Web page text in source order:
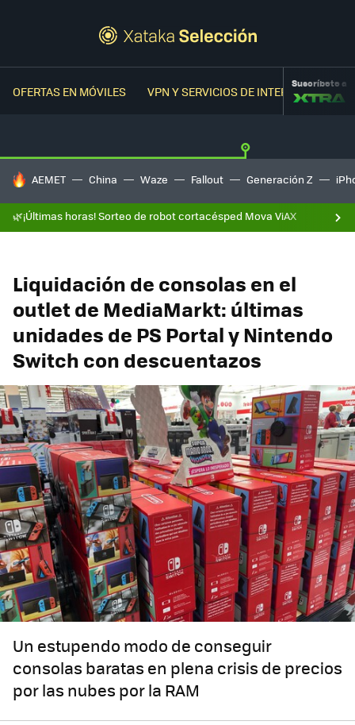
OFERTAS EN MÓVILES VPN Y SERVICIOS DE INTERNETSuscríbete a
HOY SE HABLA DE
AEMET China Waze Fallout Generación Z
🌿¡Últimas horas! Sorteo de robot cortacésped Mova ViAX
Liquidación de consolas en el
outlet de MediaMarkt: últimas
unidades de PS Portal y Nintendo
Switch con descuentazos
Un estupendo modo de conseguir
consolas baratas en plena crisis de precios
por las nubes por la RAM